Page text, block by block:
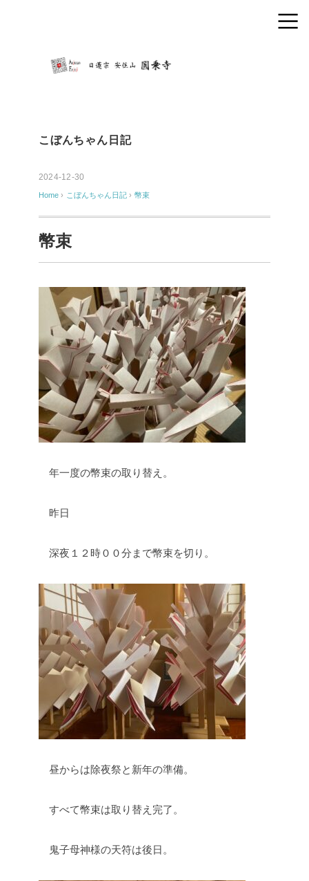
こぼんちゃん日記
2024-12-30
Home › こぼんちゃん日記 › 幣束
幣束
年一度の幣束の取り替え。
昨日
深夜１２時００分まで幣束を切り。
昼からは除夜祭と新年の準備。
すべて幣束は取り替え完了。
鬼子母神様の天符は後日。